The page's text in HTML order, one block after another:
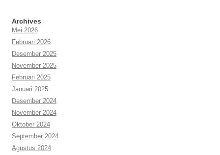
Archives
Mei 2026
Februari 2026
Desember 2025
November 2025
Februari 2025
Januari 2025
Desember 2024
November 2024
Oktober 2024
September 2024
Agustus 2024